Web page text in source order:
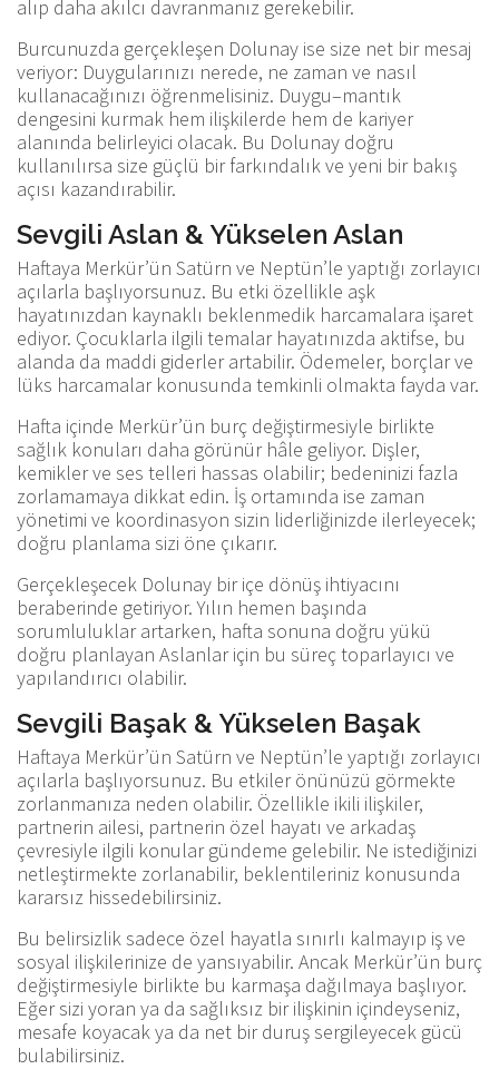
alıp daha akılcı davranmanız gerekebilir.
Burcunuzda gerçekleşen Dolunay ise size net bir mesaj
veriyor: Duygularınızı nerede, ne zaman ve nasıl
kullanacağınızı öğrenmelisiniz. Duygu–mantık
dengesini kurmak hem ilişkilerde hem de kariyer
alanında belirleyici olacak. Bu Dolunay doğru
kullanılırsa size güçlü bir farkındalık ve yeni bir bakış
açısı kazandırabilir.
Sevgili Aslan & Yükselen Aslan
Haftaya Merkür’ün Satürn ve Neptün’le yaptığı zorlayıcı
açılarla başlıyorsunuz. Bu etki özellikle aşk
hayatınızdan kaynaklı beklenmedik harcamalara işaret
ediyor. Çocuklarla ilgili temalar hayatınızda aktifse, bu
alanda da maddi giderler artabilir. Ödemeler, borçlar ve
lüks harcamalar konusunda temkinli olmakta fayda var.
Hafta içinde Merkür’ün burç değiştirmesiyle birlikte
sağlık konuları daha görünür hâle geliyor. Dişler,
kemikler ve ses telleri hassas olabilir; bedeninizi fazla
zorlamamaya dikkat edin. İş ortamında ise zaman
yönetimi ve koordinasyon sizin liderliğinizde ilerleyecek;
doğru planlama sizi öne çıkarır.
Gerçekleşecek Dolunay bir içe dönüş ihtiyacını
beraberinde getiriyor. Yılın hemen başında
sorumluluklar artarken, hafta sonuna doğru yükü
doğru planlayan Aslanlar için bu süreç toparlayıcı ve
yapılandırıcı olabilir.
Sevgili Başak & Yükselen Başak
Haftaya Merkür’ün Satürn ve Neptün’le yaptığı zorlayıcı
açılarla başlıyorsunuz. Bu etkiler önünüzü görmekte
zorlanmanıza neden olabilir. Özellikle ikili ilişkiler,
partnerin ailesi, partnerin özel hayatı ve arkadaş
çevresiyle ilgili konular gündeme gelebilir. Ne istediğinizi
netleştirmekte zorlanabilir, beklentileriniz konusunda
kararsız hissedebilirsiniz.
Bu belirsizlik sadece özel hayatla sınırlı kalmayıp iş ve
sosyal ilişkilerinize de yansıyabilir. Ancak Merkür’ün burç
değiştirmesiyle birlikte bu karmaşa dağılmaya başlıyor.
Eğer sizi yoran ya da sağlıksız bir ilişkinin içindeyseniz,
mesafe koyacak ya da net bir duruş sergileyecek gücü
bulabilirsiniz.